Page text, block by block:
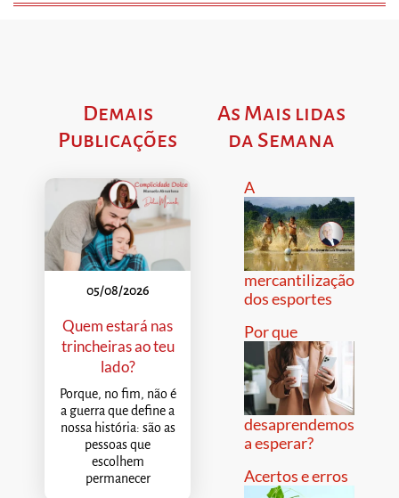
Demais
Publicações
05/08/2026
Quem estará nas
trincheiras ao teu
lado?
Porque, no fim, não é
a guerra que define a
nossa história: são as
pessoas que
escolhem
permanecer
As Mais lidas
da Semana
A
mercantilização
dos esportes
Por que
desaprendemos
a esperar?
Acertos e erros